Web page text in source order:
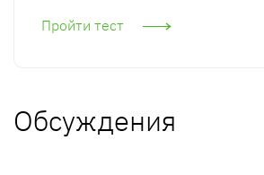
Пройти тест
Обсуждения